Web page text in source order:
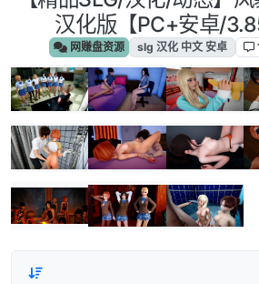
汉化版【PC+安卓/
网赚盘资源 slg 汉化 中文 安卓